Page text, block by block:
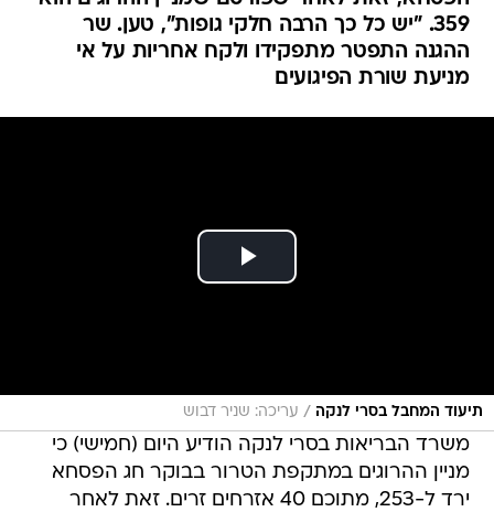
359. "יש כל כך הרבה חלקי גופות", טען. שר
ההגנה התפטר מתפקידו ולקח אחריות על אי
מניעת שורת הפיגועים
תיעוד המחבל בסרי לנקה / עריכה: שניר דבוש
משרד הבריאות בסרי לנקה הודיע היום (חמישי) כי
מניין ההרוגים במתקפת הטרור בבוקר חג הפסחא
ירד ל-253, מתוכם 40 אזרחים זרים. זאת לאחר